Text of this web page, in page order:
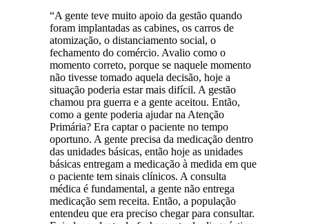
“A gente teve muito apoio da gestão quando
foram implantadas as cabines, os carros de
atomização, o distanciamento social, o
fechamento do comércio. Avalio como o
momento correto, porque se naquele momento
não tivesse tomado aquela decisão, hoje a
situação poderia estar mais difícil. A gestão
chamou pra guerra e a gente aceitou. Então,
como a gente poderia ajudar na Atenção
Primária? Era captar o paciente no tempo
oportuno. A gente precisa da medicação dentro
das unidades básicas, então hoje as unidades
básicas entregam a medicação à medida em que
o paciente tem sinais clínicos. A consulta
médica é fundamental, a gente não entrega
medicação sem receita. Então, a população
entendeu que era preciso chegar para consultar.